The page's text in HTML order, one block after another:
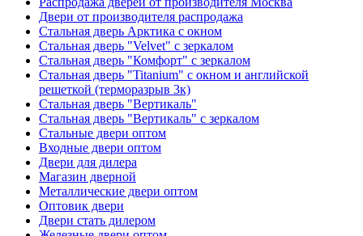
Двери от производителя распродажа
Стальная дверь Арктика с окном
Стальная дверь "Velvet" с зеркалом
Стальная дверь "Комфорт" с зеркалом
Стальная дверь "Titanium" с окном и английской
решеткой (терморазрыв 3к)
Стальная дверь "Вертикаль"
Стальная дверь "Вертикаль" с зеркалом
Стальные двери оптом
Входные двери оптом
Двери для дилера
Магазин дверной
Металлические двери оптом
Оптовик двери
Двери стать дилером